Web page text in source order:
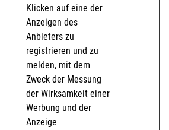
Klicken auf eine der
Anzeigen des
Anbieters zu
registrieren und zu
melden, mit dem
Zweck der Messung
der Wirksamkeit einer
Werbung und der
Anzeige